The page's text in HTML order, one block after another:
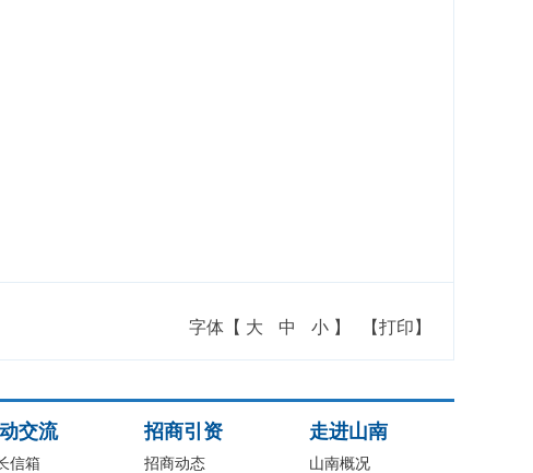
字体【 大 中 小 】 【打印】
交流
信箱
招商引资
招商动态
走进山南
山南概况